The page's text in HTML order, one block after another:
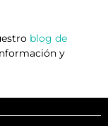
blog de
y